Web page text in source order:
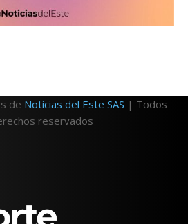
de Noticias del Este SAS | Todos
reservados